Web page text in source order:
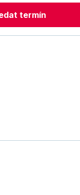
termín